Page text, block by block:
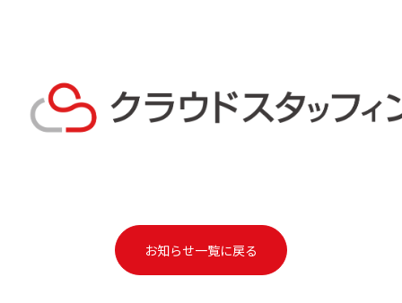
お知らせ一覧に戻る